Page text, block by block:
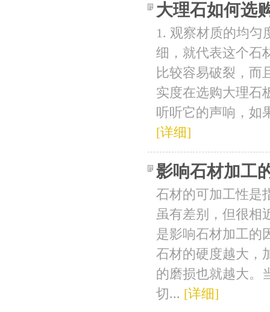
大理石如何选
1. 观察材质的均匀
细，就代表这个石
比较容易破裂，而
实度在选购大理石
听听它的声响，如
[详细]
影响石材加工
石材的可加工性是
虽有差别，但很相
是影响石材加工的
石材的硬度越大，
的磨损也就越大。
切... [详细]